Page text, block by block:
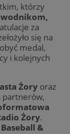
którzy
za
się na
medal,
i kolejnych
Żory oraz
partnerów,
Żory.
&